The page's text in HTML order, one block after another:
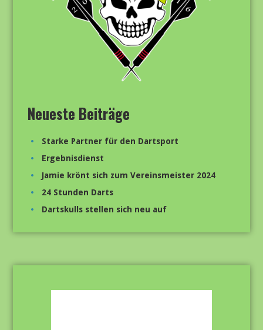
Neueste Beiträge
Starke Partner für den Dartsport
Ergebnisdienst
Jamie krönt sich zum Vereinsmeister 2024
24 Stunden Darts
Dartskulls stellen sich neu auf